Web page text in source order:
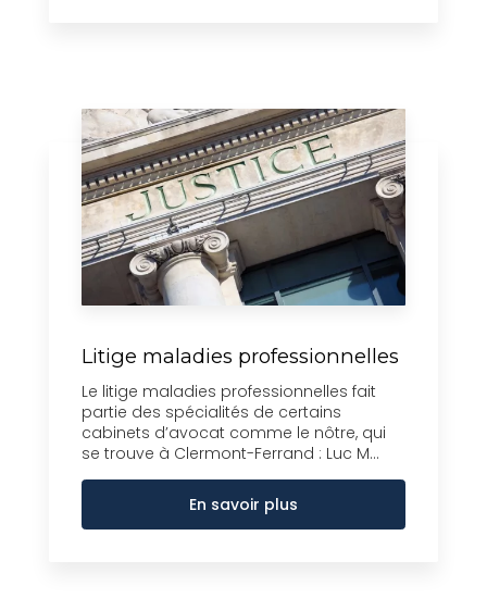
Litige maladies professionnelles
Le litige maladies professionnelles fait
partie des spécialités de certains
cabinets d’avocat comme le nôtre, qui
se trouve à Clermont-Ferrand : Luc M...
En savoir plus